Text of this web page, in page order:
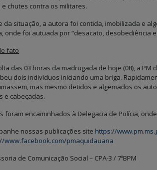
e chutes contra os militares.
da situação, a autora foi contida, imobilizada e
onde foi autuada por “desacato, desobediência
fato
das 03 horas da madrugada de hoje (08), a
dois indivíduos iniciando uma briga.
mas mesmo detidos e algemados os
e cabeçadas.
foram encaminhados à Delegacia de Polícia,
nossas publicações site https://
www.facebook.com/pmaquidauana
de Comunicação Social – CPA-3 / 7ºBPM